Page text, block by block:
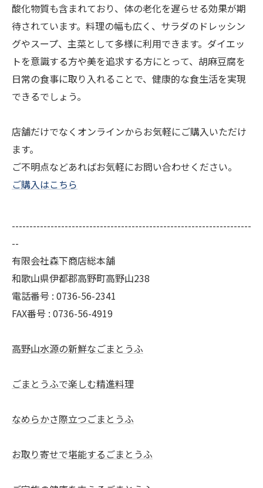
酸化物質も含まれており、体の老化を遅らせる効果が期
待されています。料理の幅も広く、サラダのドレッシン
グやスープ、主菜として多様に利用できます。ダイエッ
トを意識する方や美を追求する方にとって、胡麻豆腐を
日常の食事に取り入れることで、健康的な食生活を実現
できるでしょう。
店舗だけでなくオンラインからお気軽にご購入いただけ
ます。
ご不明点などあればお気軽にお問い合わせください。
ご購入はこちら
--------------------------------------------------------------------
--
有限会社森下商店総本舗
和歌山県伊都郡高野町高野山238
電話番号 : 0736-56-2341
FAX番号 : 0736-56-4919
高野山水源の新鮮なごまとうふ
ごまとうふで楽しむ精進料理
なめらかさ際立つごまとうふ
お取り寄せで堪能するごまとうふ